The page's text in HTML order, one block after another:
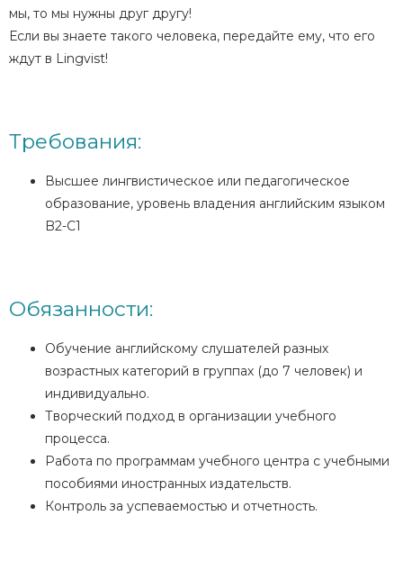
мы, то мы нужны друг другу!
Если вы знаете такого человека, передайте ему, что его
ждут в Lingvist!
Требования:
Высшее лингвистическое или педагогическое
образование, уровень владения английским языком
B2-C1
Обязанности:
Обучение английскому слушателей разных
возрастных категорий в группах (до 7 человек) и
индивидуально.
Творческий подход в организации учебного
процесса.
Работа по программам учебного центра с учебными
пособиями иностранных издательств.
Контроль за успеваемостью и отчетность.